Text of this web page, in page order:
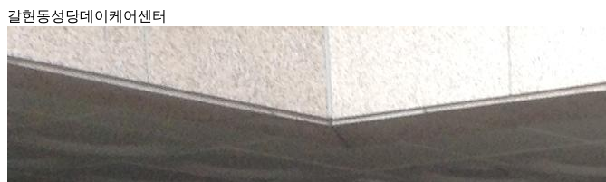
갈현동성당데이케어센터